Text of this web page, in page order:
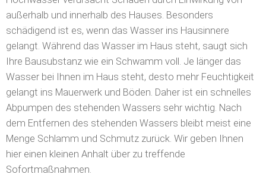
außerhalb und innerhalb des Hauses. Besonders
schädigend ist es, wenn das Wasser ins Hausinnere
gelangt. Während das Wasser im Haus steht, saugt sich
Ihre Bausubstanz wie ein Schwamm voll. Je länger das
Wasser bei Ihnen im Haus steht, desto mehr Feuchtigkeit
gelangt ins Mauerwerk und Böden. Daher ist ein schnelles
Abpumpen des stehenden Wassers sehr wichtig. Nach
dem Entfernen des stehenden Wassers bleibt meist eine
Menge Schlamm und Schmutz zurück. Wir geben Ihnen
hier einen kleinen Anhalt über zu treffende
Sofortmaßnahmen.